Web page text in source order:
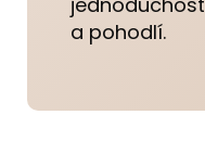
a pohodlí.